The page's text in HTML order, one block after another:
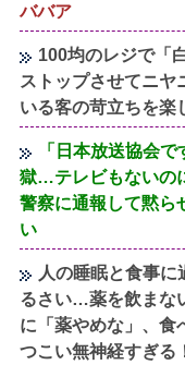
ババア
100均のレジで「
ストップさせてニヤ
いる客の苛立ちを楽
「日本放送協会
獄…テレビもないの
警察に通報して黙
い
人の睡眠と食事に
るさい…薬を飲まな
に「薬やめな」、食
つこい無神経すぎる